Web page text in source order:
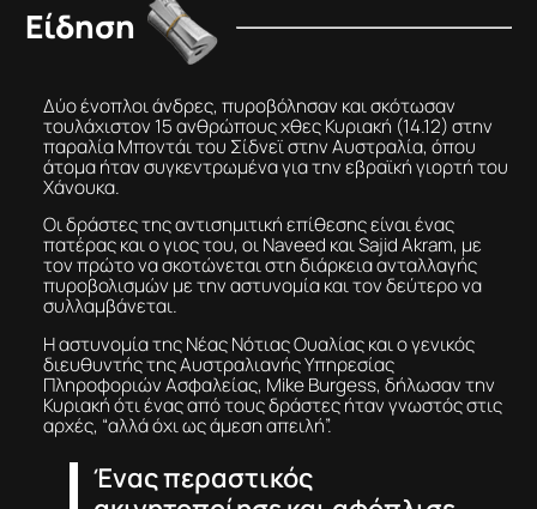
Είδηση
Δύο ένοπλοι άνδρες, πυροβόλησαν και σκότωσαν
τουλάχιστον 15 ανθρώπους χθες Κυριακή (14.12) στην
παραλία Μποντάι του Σίδνεϊ στην Αυστραλία, όπου
άτομα ήταν συγκεντρωμένα για την εβραϊκή γιορτή του
Χάνουκα.
Οι δράστες της αντισημιτική επίθεσης είναι ένας
πατέρας και ο γιος του, οι Naveed και Sajid Akram, με
τον πρώτο να σκοτώνεται στη διάρκεια ανταλλαγής
πυροβολισμών με την αστυνομία και τον δεύτερο να
συλλαμβάνεται.
Η αστυνομία της Νέας Νότιας Ουαλίας και ο γενικός
διευθυντής της Αυστραλιανής Υπηρεσίας
Πληροφοριών Ασφαλείας, Mike Burgess, δήλωσαν την
Κυριακή ότι ένας από τους δράστες ήταν γνωστός στις
αρχές, “αλλά όχι ως άμεση απειλή”.
Ένας περαστικός